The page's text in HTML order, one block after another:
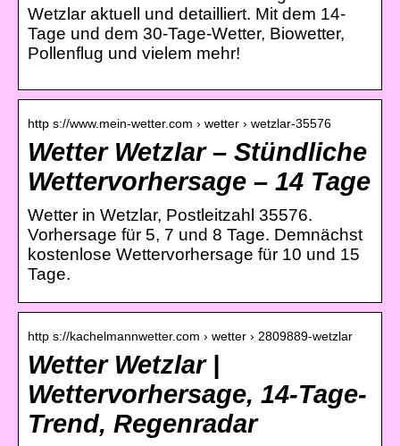
Wetzlar aktuell und detailliert. Mit dem 14-
Tage und dem 30-Tage-Wetter, Biowetter,
Pollenflug und vielem mehr!
http s://www.mein-wetter.com › wetter › wetzlar-35576
Wetter Wetzlar – Stündliche
Wettervorhersage – 14 Tage
Wetter in Wetzlar, Postleitzahl 35576.
Vorhersage für 5, 7 und 8 Tage. Demnächst
kostenlose Wettervorhersage für 10 und 15
Tage.
http s://kachelmannwetter.com › wetter › 2809889-wetzlar
Wetter Wetzlar |
Wettervorhersage, 14-Tage-
Trend, Regenradar